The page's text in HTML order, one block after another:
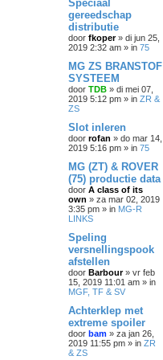
Speciaal
gereedschap
distributie
door fkoper» di jun 25,
2019 2:32 am » in 75
MG ZS BRANSTOF
SYSTEEM
door TDB » di mei 07,
2019 5:12 pm » in ZR &
ZS
Slot inleren
door rofan » do mar 14,
2019 5:16 pm » in 75
MG (ZT) & ROVER
(75) productie data
door A class of its
own » za mar 02, 2019
3:35 pm » in MG-R
LINKS
Speling
versnellingspook
afstellen
door Barbour» vr feb
15, 2019 11:01 am » in
MGF, TF & SV
Achterklep met
extreme spoiler
door bam » za jan 26,
2019 11:55 pm » in ZR
& ZS